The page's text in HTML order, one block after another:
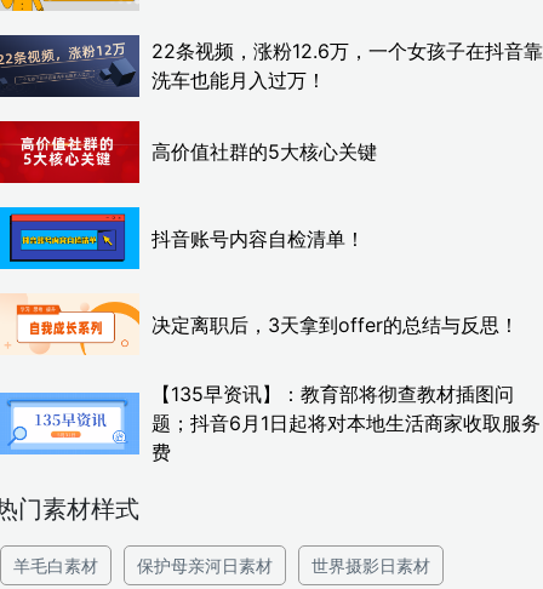
22条视频，涨粉12.6万，一个女孩子在抖音靠
洗车也能月入过万！
高价值社群的5大核心关键
抖音账号内容自检清单！
决定离职后，3天拿到offer的总结与反思！
【135早资讯】：教育部将彻查教材插图问
题；抖音6月1日起将对本地生活商家收取服务
费
门素材样式
羊毛白素材 保护母亲河日素材 世界摄影日素材